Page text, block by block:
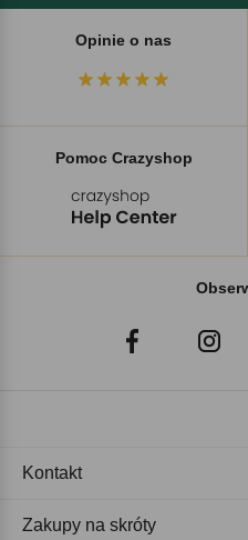
Opinie o nas
Pomoc Crazyshop
Kontakt
Zakupy na skróty